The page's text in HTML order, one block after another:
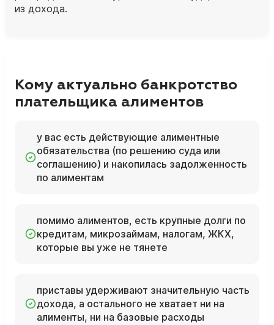
из дохода.
Кому актуально банкротство
плательщика алиментов
у вас есть действующие алиментные
обязательства (по решению суда или
соглашению) и накопилась задолженность
по алиментам
помимо алиментов, есть крупные долги по
кредитам, микрозаймам, налогам, ЖКХ,
которые вы уже не тянете
приставы удерживают значительную часть
дохода, а остального не хватает ни на
алименты, ни на базовые расходы